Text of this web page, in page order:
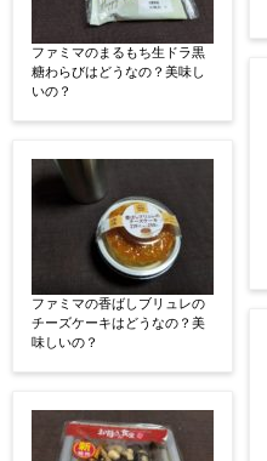
ファミマのまるもち生ドラ黒
糖わらびはどうなの？美味し
いの？
ファミマの香ばしブリュレの
チーズケーキはどうなの？美
味しいの？